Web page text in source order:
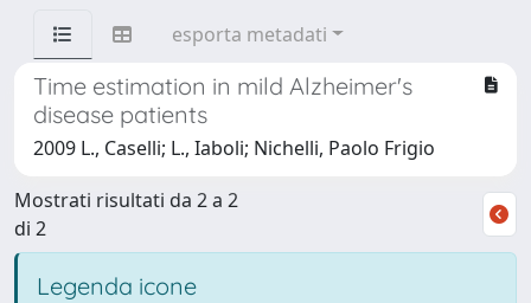
esporta metadati
Time estimation in mild Alzheimer's
disease patients
2009 L., Caselli; L., Iaboli; Nichelli, Paolo Frigio
Mostrati risultati da 2 a 2
di 2
Legenda icone